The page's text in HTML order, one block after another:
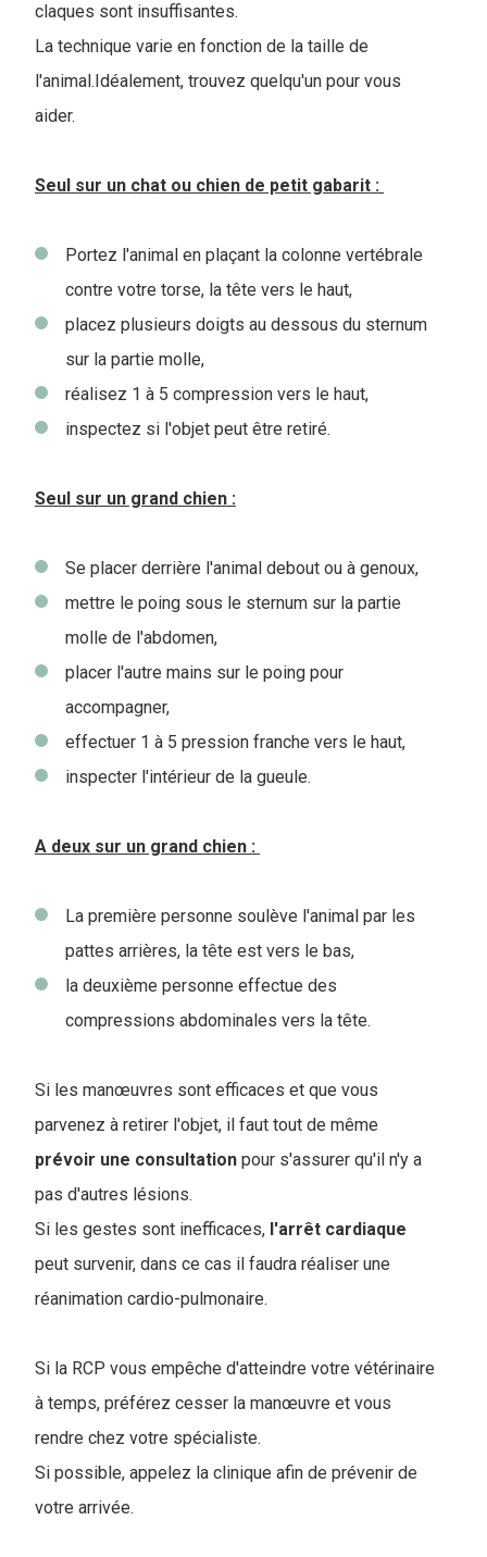
claques sont insuffisantes.
La technique varie en fonction de la taille de
l'animal.Idéalement, trouvez quelqu'un pour vous
aider.
Seul sur un chat ou chien de petit gabarit :
Portez l'animal en plaçant la colonne vertébrale
contre votre torse, la tête vers le haut,
placez plusieurs doigts au dessous du sternum
sur la partie molle,
réalisez 1 à 5 compression vers le haut,
inspectez si l'objet peut être retiré.
Seul sur un grand chien :
Se placer derrière l'animal debout ou à genoux,
mettre le poing sous le sternum sur la partie
molle de l'abdomen,
placer l'autre mains sur le poing pour
accompagner,
effectuer 1 à 5 pression franche vers le haut,
inspecter l'intérieur de la gueule.
A deux sur un grand chien :
La première personne soulève l'animal par les
pattes arrières, la tête est vers le bas,
la deuxième personne effectue des
compressions abdominales vers la tête.
Si les manœuvres sont efficaces et que vous
parvenez à retirer l'objet, il faut tout de même
prévoir une consultation pour s'assurer qu'il n'y a
pas d'autres lésions.
Si les gestes sont inefficaces, l'arrêt cardiaque
peut survenir, dans ce cas il faudra réaliser une
réanimation cardio-pulmonaire.
Si la RCP vous empêche d'atteindre votre vétérinaire
à temps, préférez cesser la manœuvre et vous
rendre chez votre spécialiste.
Si possible, appelez la clinique afin de prévenir de
votre arrivée.